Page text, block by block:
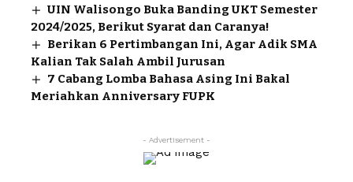
UIN Walisongo Buka Banding UKT Semester
2024/2025, Berikut Syarat dan Caranya!
Berikan 6 Pertimbangan Ini, Agar Adik SMA
Kalian Tak Salah Ambil Jurusan
7 Cabang Lomba Bahasa Asing Ini Bakal
Meriahkan Anniversary FUPK
- Advertisement -